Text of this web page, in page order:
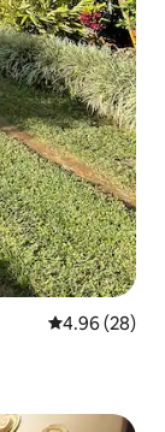
Calificación
4.96 (28)